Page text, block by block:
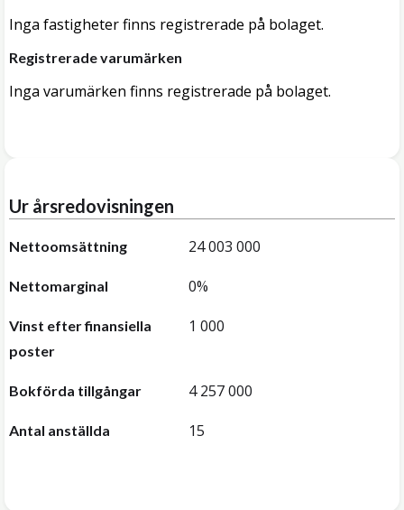
Inga fastigheter finns registrerade på bolaget.
Registrerade varumärken
Inga varumärken finns registrerade på bolaget.
Ur årsredovisningen
Nettoomsättning 24 003 000
Nettomarginal 0%
Vinst efter finansiella
poster
1 000
Bokförda tillgångar 4 257 000
Antal anställda 15